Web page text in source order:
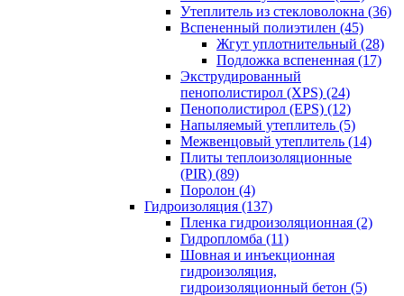
Утеплитель из стекловолокна (36)
Вспененный полиэтилен (45)
Жгут уплотнительный (28)
Подложка вспененная (17)
Экструдированный
пенополистирол (XPS) (24)
Пенополистирол (EPS) (12)
Напыляемый утеплитель (5)
Межвенцовый утеплитель (14)
Плиты теплоизоляционные
(PIR) (89)
Поролон (4)
Гидроизоляция (137)
Пленка гидроизоляционная (2)
Гидропломба (11)
Шовная и инъекционная
гидроизоляция,
гидроизоляционный бетон (5)